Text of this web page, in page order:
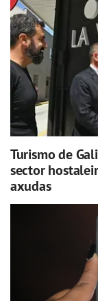
Turismo de
sector
axudas